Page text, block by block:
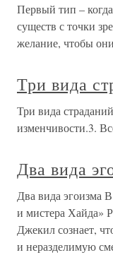
Первый тип –
существ с точки
желание, чтобы
Три вида
Три вида
изменчивости.3.
Два вида
Два вида эгоизма
и мистера Хайда»
Джекил сознает,
и неразделимую